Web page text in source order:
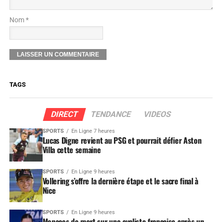
Nom *
TAGS
DIRECT TENDANCE VIDEOS
SPORTS En Ligne 7 heures
Lucas Digne revient au PSG et pourrait défier Aston
Villa cette semaine
SPORTS En Ligne 9 heures
Vollering s’offre la dernière étape et le sacre final à
Nice
SPORTS En Ligne 9 heures